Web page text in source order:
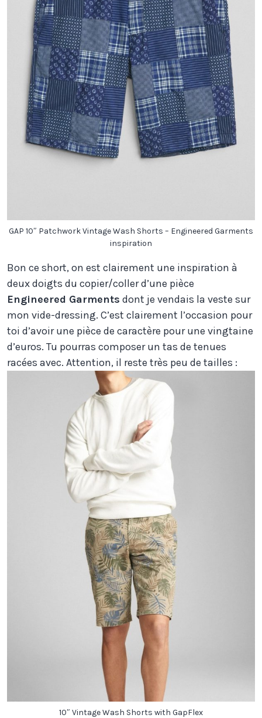
GAP 10″ Patchwork Vintage Wash Shorts – Engineered Garments
inspiration
Bon ce short, on est clairement une inspiration à
deux doigts du copier/coller d’une pièce
Engineered Garments dont je vendais la veste sur
mon vide-dressing. C’est clairement l’occasion pour
toi d’avoir une pièce de caractère pour une vingtaine
d’euros. Tu pourras composer un tas de tenues
racées avec. Attention, il reste très peu de tailles :
10″ Vintage Wash Shorts with GapFlex